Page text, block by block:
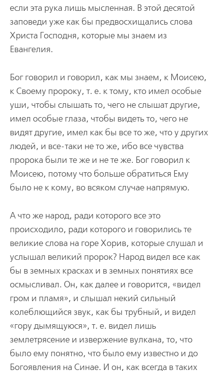
если эта рука лишь мысленная. В этой десятой
заповеди уже как бы предвосхищались слова
Христа Господня, которые мы знаем из
Евангелия.
Бог говорил и говорил, как мы знаем, к Моисею,
к Своему пророку, т. е. к тому, кто имел особые
уши, чтобы слышать то, чего не слышат другие,
имел особые глаза, чтобы видеть то, чего не
видят другие, имел как бы все то же, что у других
людей, и все-таки не то же, ибо все чувства
пророка были те же и не те же. Бог говорил к
Моисею, потому что больше обратиться Ему
было не к кому, во всяком случае напрямую.
А что же народ, ради которого все это
происходило, ради которого и говорились те
великие слова на горе Хорив, которые слушал и
услышал великий пророк? Народ видел все как
бы в земных красках и в земных понятиях все
осмысливал. Он, как далее и говорится, «видел
гром и пламя», и слышал некий сильный
колеблющийся звук, как бы трубный, и видел
«гору дымящуюся», т. е. видел лишь
землетрясение и извержение вулкана, то, что
было ему понятно, что было ему известно и до
Богоявления на Синае. И он, как всегда в таких